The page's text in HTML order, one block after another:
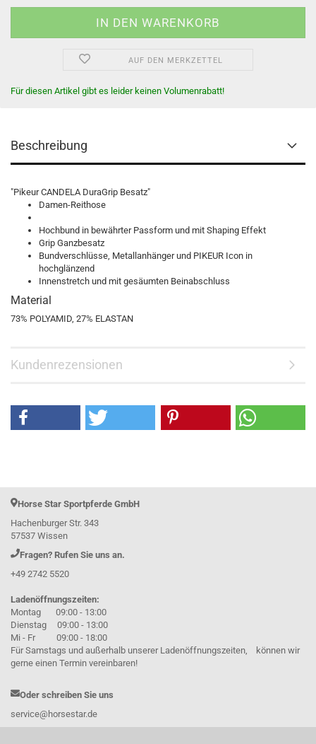
AUF DEN MERKZETTEL
Für diesen Artikel gibt es leider keinen Volumenrabatt!
Beschreibung
"Pikeur CANDELA DuraGrip Besatz"
Damen-Reithose
Hochbund in bewährter Passform und mit Shaping Effekt
Grip Ganzbesatz
Bundverschlüsse, Metallanhänger und PIKEUR Icon in
hochglänzend
Innenstretch und mit gesäumten Beinabschluss
Material
73% POLYAMID, 27% ELASTAN
Kundenrezensionen
Horse Star Sportpferde GmbH
Hachenburger Str. 343
57537 Wissen
Fragen? Rufen Sie uns an.
+49 2742 5520
Ladenöffnungszeiten:
Montag 09:00 - 13:00
Dienstag 09:00 - 13:00
Mi - Fr 09:00 - 18:00
Für Samstags und außerhalb unserer Ladenöffnungszeiten, können wir
gerne einen Termin vereinbaren!
Oder schreiben Sie uns
service@horsestar.de